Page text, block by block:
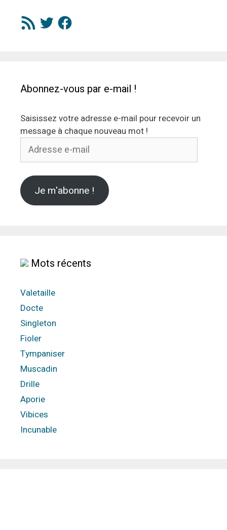
Flux
RSS
TwitterFacebook
Abonnez-vous par e-mail !
Saisissez votre adresse e-mail pour recevoir un
message à chaque nouveau mot !
Adresse
Je m'abonne !
Mots récents
Valetaille
Docte
Singleton
Fioler
Tympaniser
Muscadin
Drille
Aporie
Vibices
Incunable